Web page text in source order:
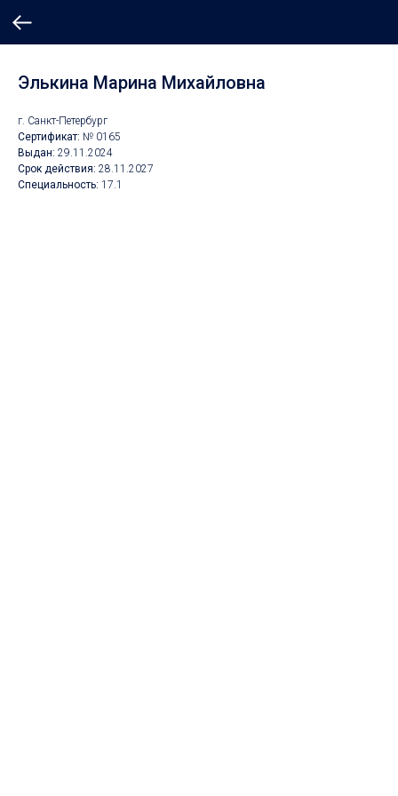
Элькина Марина Михайловна
г. Санкт-Петербург
Сертификат: № 0165
Выдан: 29.11.2024
Срок действия: 28.11.2027
Специальность: 17.1